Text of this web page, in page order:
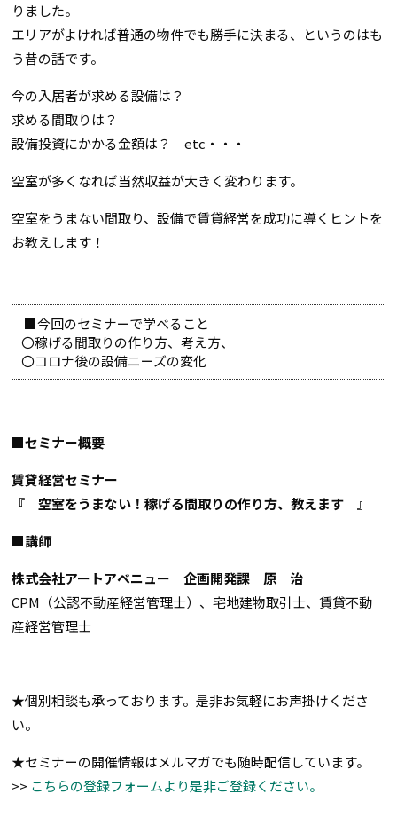
りました。
エリアがよければ普通の物件でも勝手に決まる、というのはも
う昔の話です。
今の入居者が求める設備は？
求める間取りは？
設備投資にかかる金額は？ etc・・・
空室が多くなれば当然収益が大きく変わります。
空室をうまない間取り、設備で賃貸経営を成功に導くヒントを
お教えします！
■今回のセミナーで学べること
〇稼げる間取りの作り方、考え方、
〇コロナ後の設備ニーズの変化
■セミナー概要
賃貸経営セミナー
『 空室をうまない！稼げる間取りの作り方、教えます 』
■講師
株式会社アートアベニュー 企画開発課 原 治
CPM（公認不動産経営管理士）、宅地建物取引士、賃貸不動
産経営管理士
★個別相談も承っております。是非お気軽にお声掛けくださ
い。
★セミナーの開催情報はメルマガでも随時配信しています。
>> こちらの登録フォームより是非ご登録ください。